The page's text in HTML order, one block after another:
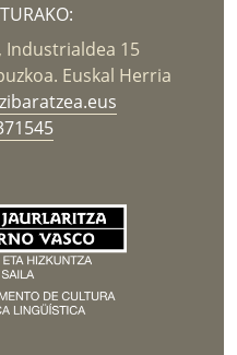
15
Euskal Herria